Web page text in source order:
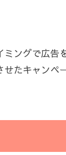
ングで広告
たキャンペ